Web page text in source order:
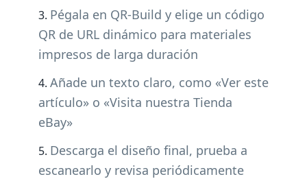
Pégala en QR-Build y elige un código
QR de URL dinámico para materiales
impresos de larga duración
Añade un texto claro, como «Ver este
artículo» o «Visita nuestra Tienda
eBay»
Descarga el diseño final, prueba a
escanearlo y revisa periódicamente